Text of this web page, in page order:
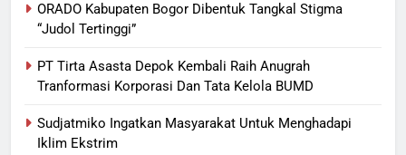
ORADO Kabupaten Bogor Dibentuk Tangkal Stigma
“Judol Tertinggi”
PT Tirta Asasta Depok Kembali Raih Anugrah
Tranformasi Korporasi Dan Tata Kelola BUMD
Sudjatmiko Ingatkan Masyarakat Untuk Menghadapi
Iklim Ekstrim